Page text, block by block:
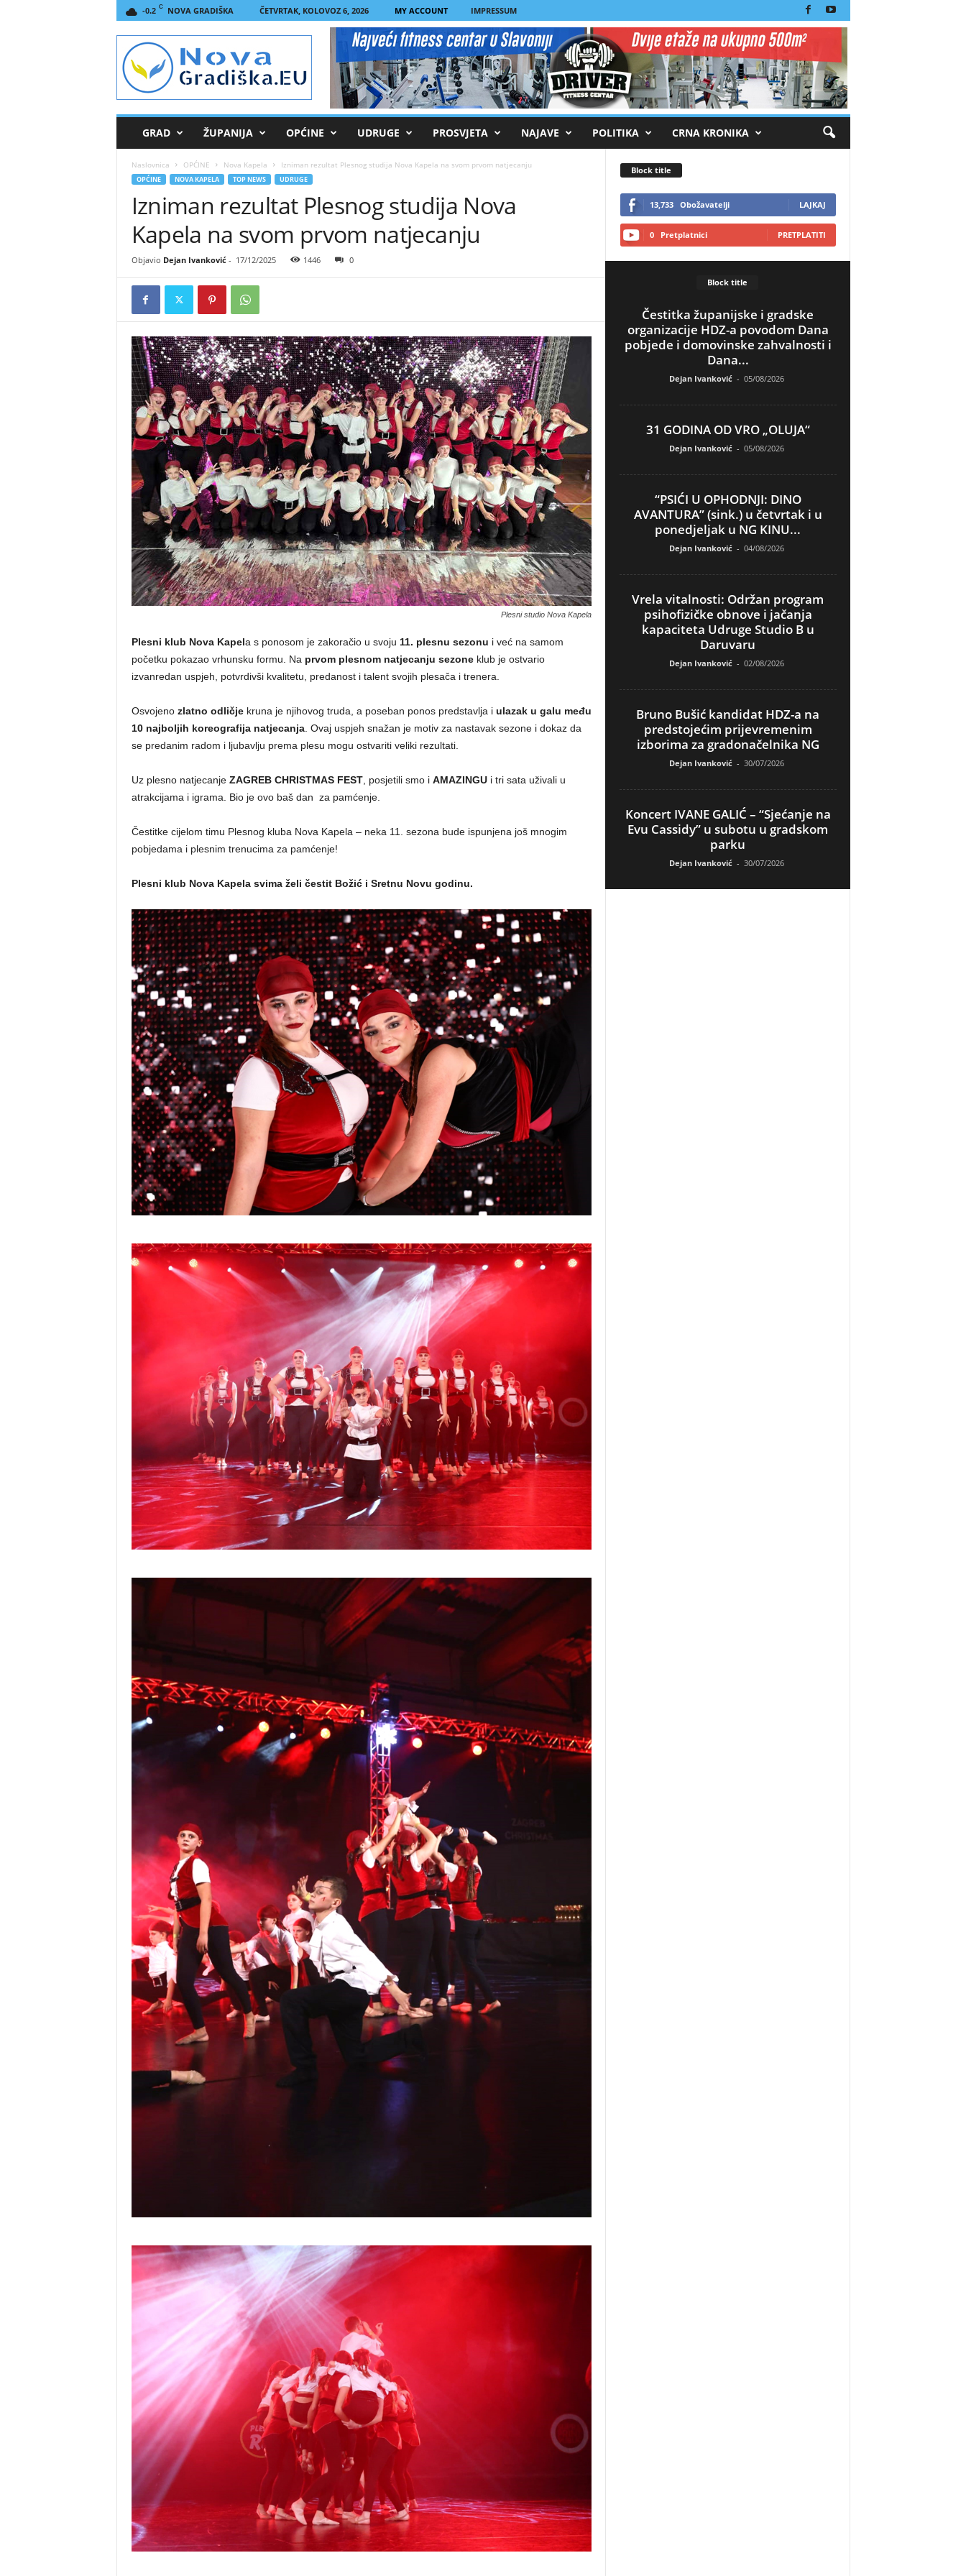
-0.2 C NOVA GRADIŠKA ČETVRTAK, KOLOVOZ 6, 2026 MY ACCOUNT IMPRESSUM
N
GRAD ŽUPANIJA OPĆINE UDRUGE PROSVJETA NAJAVE POLITIKA CRNA KRONIKA
Naslovnica OPĆINE Nova Kapela Izniman rezultat Plesnog studija Nova Kapela na svom prvom natjecanju
OPĆINE NOVA KAPELA TOP NEWS UDRUGE
Izniman rezultat Plesnog studija Nova
Kapela na svom prvom natjecanju
Objavio Dejan Ivanković- 17/12/2025 1446 0
Plesni studio Nova Kapela
Plesni klub Nova Kapela s ponosom je zakoračio u svoju 11. plesnu sezonu i već na samom
početku pokazao vrhunsku formu. Na prvom plesnom natjecanju sezoneklub je ostvario
izvanredan uspjeh, potvrdivši kvalitetu, predanost i talent svojih plesača i trenera.
Osvojeno zlatno odličjekruna je njihovog truda, a poseban ponos predstavlja i ulazak u galu među
10 najboljih koreografija natjecanja. Ovaj uspjeh snažan je motiv za nastavak sezone i dokaz da
se predanim radom i ljubavlju prema plesu mogu ostvariti veliki rezultati.
Uz plesno natjecanje ZAGREB CHRISTMAS FEST, posjetili smo i AMAZINGUi tri sata uživali u
atrakcijama i igrama. Bio je ovo baš dan za pamćenje.
Čestitke cijelom timu Plesnog kluba Nova Kapela – neka 11. sezona bude ispunjena još mnogim
pobjedama i plesnim trenucima za pamćenje!
Plesni klub Nova Kapela svima želi čestit Božić i Sretnu Novu godinu.
Block title
13,733 Obožavatelji LAJKAJ
0 Pretplatnici PRETPLATITI
Block title
Čestitka županijske i gradske
organizacije HDZ-a povodom Dana
pobjede i domovinske zahvalnosti i
Dana...
Dejan Ivanković - 05/08/2026
31 GODINA OD VRO „OLUJA“
Dejan Ivanković - 05/08/2026
“PSIĆI U OPHODNJI: DINO
AVANTURA” (sink.) u četvrtak i u
ponedjeljak u NG KINU...
Dejan Ivanković - 04/08/2026
Vrela vitalnosti: Održan program
psihofizičke obnove i jačanja
kapaciteta Udruge Studio B u
Daruvaru
Dejan Ivanković - 02/08/2026
Bruno Bušić kandidat HDZ-a na
predstojećim prijevremenim
izborima za gradonačelnika NG
Dejan Ivanković - 30/07/2026
Koncert IVANE GALIĆ – “Sjećanje na
Evu Cassidy” u subotu u gradskom
parku
Dejan Ivanković - 30/07/2026